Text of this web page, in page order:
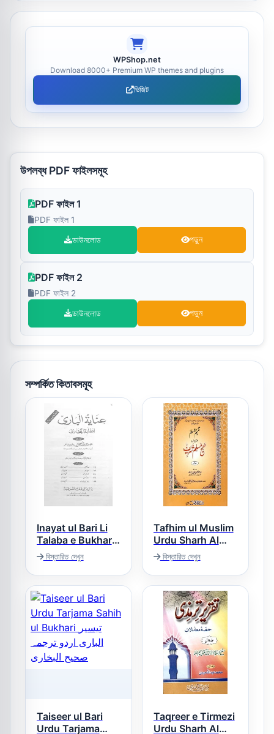
WPShop.net
Download 8000+ Premium WP themes and plugins
ভিজিট
উপলব্ধ PDF ফাইলসমূহ
PDF ফাইল 1
PDF ফাইল 1
ডাউনলোড পড়ুন
PDF ফাইল 2
PDF ফাইল 2
ডাউনলোড পড়ুন
সম্পর্কিত কিতাবসমূহ
Inayat ul Bari Li
Talaba e Bukhari
عنایۃ الباری لطلبۃ
البخاری
বিস্তারিত দেখুন
Tafhim ul Muslim
Urdu Sharh Al
Sahih al Muslim
تفھیم المسلم اردو
شرح صحیح مسلم
বিস্তারিত দেখুন
Taiseer ul Bari
Urdu Tarjama
Taqreer e Tirmezi
Urdu Sharh Al